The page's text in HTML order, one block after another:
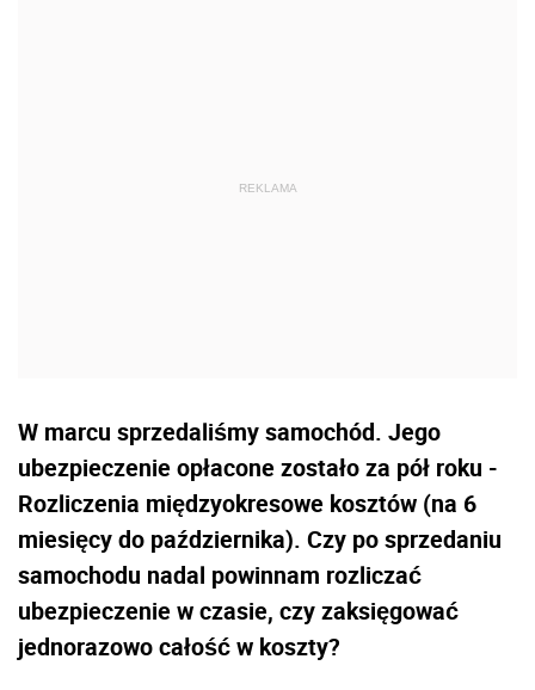
W marcu sprzedaliśmy samochód. Jego
ubezpieczenie opłacone zostało za pół roku -
Rozliczenia międzyokresowe kosztów (na 6
miesięcy do października). Czy po sprzedaniu
samochodu nadal powinnam rozliczać
ubezpieczenie w czasie, czy zaksięgować
jednorazowo całość w koszty?